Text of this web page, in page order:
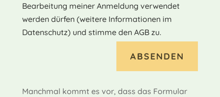
Bearbeitung meiner Anmeldung verwendet
werden dürfen (weitere Informationen im
Datenschutz) und stimme den AGB zu.
ABSENDEN
Manchmal kommt es vor, dass das Formular